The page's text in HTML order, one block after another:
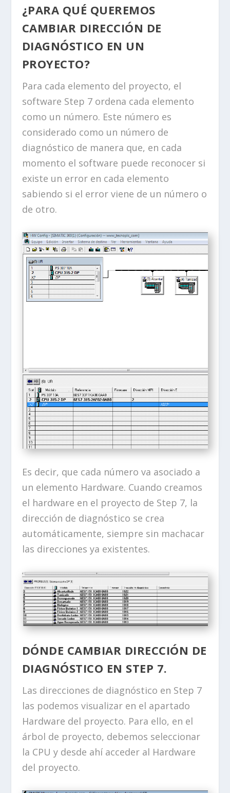
¿PARA QUÉ QUEREMOS
CAMBIAR DIRECCIÓN DE
DIAGNÓSTICO EN UN
PROYECTO?
Para cada elemento del proyecto, el
software Step 7 ordena cada elemento
como un número. Este número es
considerado como un número de
diagnóstico de manera que, en cada
momento el software puede reconocer si
existe un error en cada elemento
sabiendo si el error viene de un número o
de otro.
Es decir, que cada número va asociado a
un elemento Hardware. Cuando creamos
el hardware en el proyecto de Step 7, la
dirección de diagnóstico se crea
automáticamente, siempre sin machacar
las direcciones ya existentes.
DÓNDE CAMBIAR DIRECCIÓN DE
DIAGNÓSTICO EN STEP 7.
Las direcciones de diagnóstico en Step 7
las podemos visualizar en el apartado
Hardware del proyecto. Para ello, en el
árbol de proyecto, debemos seleccionar
la CPU y desde ahí acceder al Hardware
del proyecto.